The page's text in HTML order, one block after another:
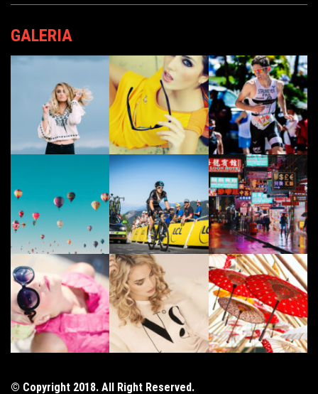
GALERIA
© Copyright 2018. All Right Reserved.